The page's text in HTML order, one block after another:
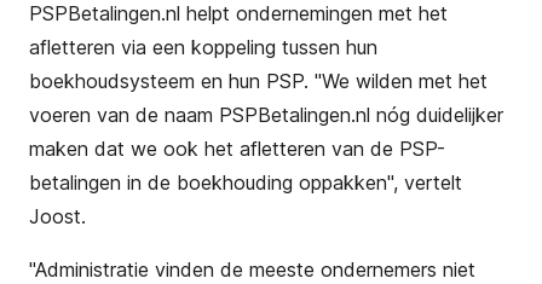
PSPBetalingen.nl helpt ondernemingen met het
afletteren via een koppeling tussen hun
boekhoudsysteem en hun PSP. "We wilden met het
voeren van de naam PSPBetalingen.nl nóg duidelijker
maken dat we ook het afletteren van de PSP-
betalingen in de boekhouding oppakken", vertelt
Joost.
"Administratie vinden de meeste ondernemers niet